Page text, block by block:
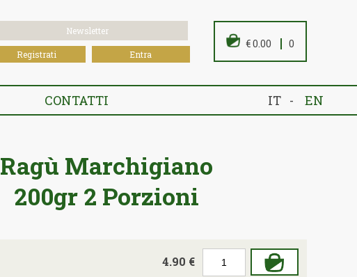
€ 0.00 0
Newsletter
Registrati Entra
CONTATTI EN
IT -
Ragù Marchigiano
200gr 2 Porzioni
4.90 €